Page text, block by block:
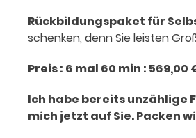
Rückbildungspaket für
schenken, denn Sie leisten
Preis : 6 mal 60 min :
Ich habe bereits unzählige
mich jetzt auf Sie. Packen